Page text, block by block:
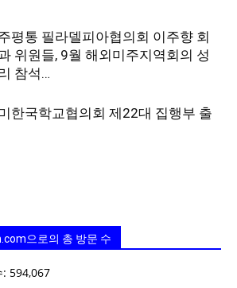
평통 필라델피아협의회 이주향 회
위원들, 9월 해외미주지역회의 성
참석…
한국학교협의회 제22대 집행부 출
으로의 총 방문 수
: 594,067